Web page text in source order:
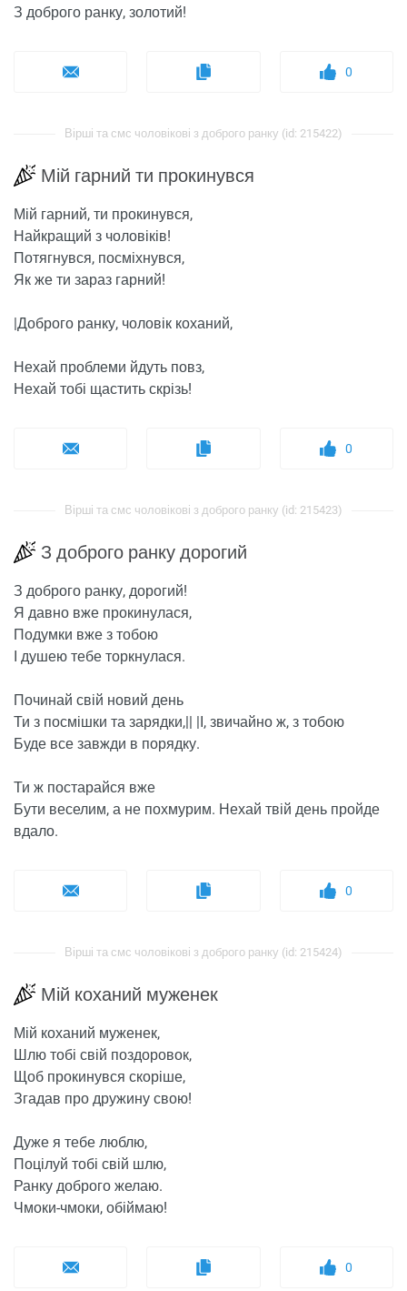
З доброго ранку, золотий!
0
Вірші та смс чоловікові з доброго ранку (id: 215422)
Мій гарний ти прокинувся
Мій гарний, ти прокинувся,
Найкращий з чоловіків!
Потягнувся, посміхнувся,
Як же ти зараз гарний!
|Доброго ранку, чоловік коханий,
Нехай проблеми йдуть повз,
Нехай тобі щастить скрізь!
0
Вірші та смс чоловікові з доброго ранку (id: 215423)
З доброго ранку дорогий
З доброго ранку, дорогий!
Я давно вже прокинулася,
Подумки вже з тобою
І душею тебе торкнулася.
Починай свій новий день
Ти з посмішки та зарядки,|| |І, звичайно ж, з тобою
Буде все завжди в порядку.
Ти ж постарайся вже
Бути веселим, а не похмурим. Нехай твій день пройде
вдало.
0
Вірші та смс чоловікові з доброго ранку (id: 215424)
Мій коханий муженек
Мій коханий муженек,
Шлю тобі свій поздоровок,
Щоб прокинувся скоріше,
Згадав про дружину свою!
Дуже я тебе люблю,
Поцілуй тобі свій шлю,
Ранку доброго желаю.
Чмоки-чмоки, обіймаю!
0